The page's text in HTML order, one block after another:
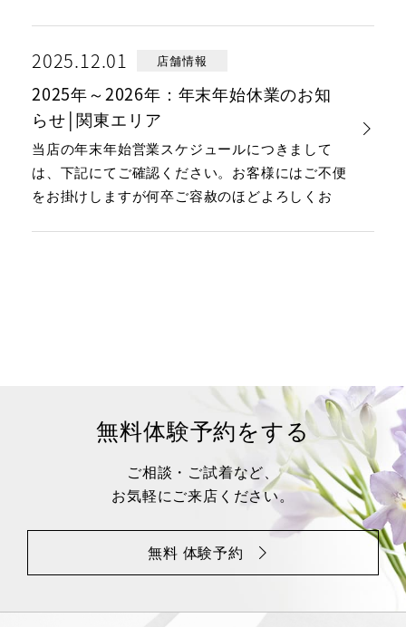
2025.12.01 店舗情報
2025年～2026年：年末年始休業のお知
らせ│関東エリア
当店の年末年始営業スケジュールにつきまして
は、下記にてご確認ください。お客様にはご不便
をお掛けしますが何卒ご容赦のほどよろしくお
無料体験予約をする
ご相談・ご試着など、
お気軽にご来店ください。
無料 体験予約